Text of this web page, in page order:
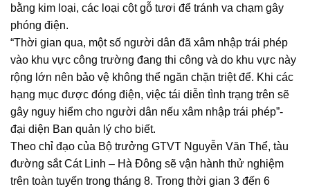
bằng kim loại, các loại cột gỗ tươi để tránh va chạm gây
phóng điện.
“Thời gian qua, một số người dân đã xâm nhập trái phép
vào khu vực công trường đang thi công và do khu vực này
rộng lớn nên bảo vệ không thể ngăn chặn triệt để. Khi các
hạng mục được đóng điện, việc tái diễn tình trạng trên sẽ
gây nguy hiểm cho người dân nếu xâm nhập trái phép”-
đại diện Ban quản lý cho biết.
Theo chỉ đạo của Bộ trưởng GTVT Nguyễn Văn Thể, tàu
đường sắt Cát Linh – Hà Đông sẽ vận hành thử nghiệm
trên toàn tuyến trong tháng 8. Trong thời gian 3 đến 6